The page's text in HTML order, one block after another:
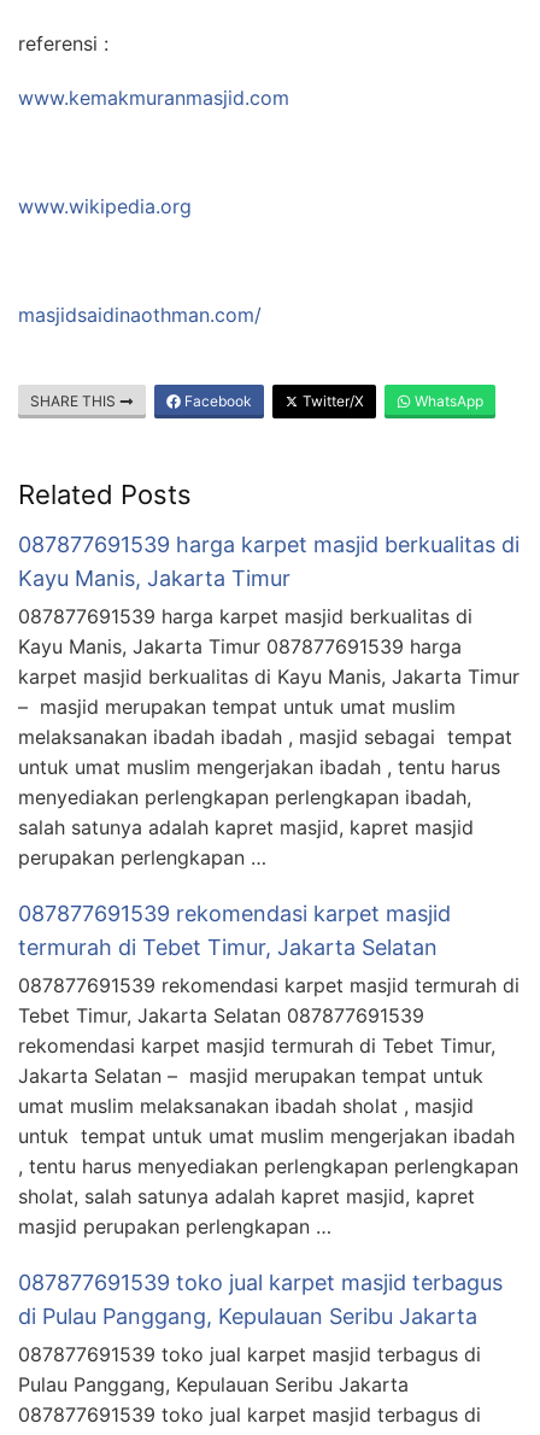
referensi :
www.kemakmuranmasjid.com
www.wikipedia.org
masjidsaidinaothman.com/
SHARE THIS Facebook Twitter/X WhatsApp
Related Posts
087877691539 harga karpet masjid berkualitas di
Kayu Manis, Jakarta Timur
087877691539 harga karpet masjid berkualitas di
Kayu Manis, Jakarta Timur 087877691539 harga
karpet masjid berkualitas di Kayu Manis, Jakarta Timur
– masjid merupakan tempat untuk umat muslim
melaksanakan ibadah ibadah , masjid sebagai tempat
untuk umat muslim mengerjakan ibadah , tentu harus
menyediakan perlengkapan perlengkapan ibadah,
salah satunya adalah kapret masjid, kapret masjid
perupakan perlengkapan …
087877691539 rekomendasi karpet masjid
termurah di Tebet Timur, Jakarta Selatan
087877691539 rekomendasi karpet masjid termurah di
Tebet Timur, Jakarta Selatan 087877691539
rekomendasi karpet masjid termurah di Tebet Timur,
Jakarta Selatan – masjid merupakan tempat untuk
umat muslim melaksanakan ibadah sholat , masjid
untuk tempat untuk umat muslim mengerjakan ibadah
, tentu harus menyediakan perlengkapan perlengkapan
sholat, salah satunya adalah kapret masjid, kapret
masjid perupakan perlengkapan …
087877691539 toko jual karpet masjid terbagus
di Pulau Panggang, Kepulauan Seribu Jakarta
087877691539 toko jual karpet masjid terbagus di
Pulau Panggang, Kepulauan Seribu Jakarta
087877691539 toko jual karpet masjid terbagus di